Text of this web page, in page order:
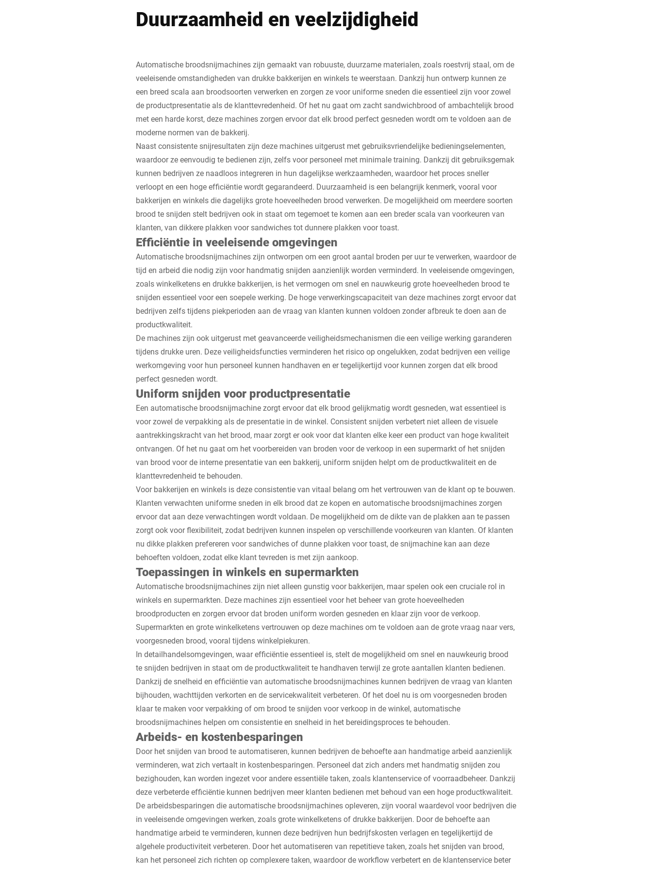
Duurzaamheid en veelzijdigheid
Automatische broodsnijmachines zijn gemaakt van robuuste, duurzame materialen, zoals roestvrij staal, om de
veeleisende omstandigheden van drukke bakkerijen en winkels te weerstaan. Dankzij hun ontwerp kunnen ze
een breed scala aan broodsoorten verwerken en zorgen ze voor uniforme sneden die essentieel zijn voor zowel
de productpresentatie als de klanttevredenheid. Of het nu gaat om zacht sandwichbrood of ambachtelijk brood
met een harde korst, deze machines zorgen ervoor dat elk brood perfect gesneden wordt om te voldoen aan de
moderne normen van de bakkerij.
Naast consistente snijresultaten zijn deze machines uitgerust met gebruiksvriendelijke bedieningselementen,
waardoor ze eenvoudig te bedienen zijn, zelfs voor personeel met minimale training. Dankzij dit gebruiksgemak
kunnen bedrijven ze naadloos integreren in hun dagelijkse werkzaamheden, waardoor het proces sneller
verloopt en een hoge efficiëntie wordt gegarandeerd. Duurzaamheid is een belangrijk kenmerk, vooral voor
bakkerijen en winkels die dagelijks grote hoeveelheden brood verwerken. De mogelijkheid om meerdere soorten
brood te snijden stelt bedrijven ook in staat om tegemoet te komen aan een breder scala van voorkeuren van
klanten, van dikkere plakken voor sandwiches tot dunnere plakken voor toast.
Efficiëntie in veeleisende omgevingen
Automatische broodsnijmachines zijn ontworpen om een groot aantal broden per uur te verwerken, waardoor de
tijd en arbeid die nodig zijn voor handmatig snijden aanzienlijk worden verminderd. In veeleisende omgevingen,
zoals winkelketens en drukke bakkerijen, is het vermogen om snel en nauwkeurig grote hoeveelheden brood te
snijden essentieel voor een soepele werking. De hoge verwerkingscapaciteit van deze machines zorgt ervoor dat
bedrijven zelfs tijdens piekperioden aan de vraag van klanten kunnen voldoen zonder afbreuk te doen aan de
productkwaliteit.
De machines zijn ook uitgerust met geavanceerde veiligheidsmechanismen die een veilige werking garanderen
tijdens drukke uren. Deze veiligheidsfuncties verminderen het risico op ongelukken, zodat bedrijven een veilige
werkomgeving voor hun personeel kunnen handhaven en er tegelijkertijd voor kunnen zorgen dat elk brood
perfect gesneden wordt.
Uniform snijden voor productpresentatie
Een automatische broodsnijmachine zorgt ervoor dat elk brood gelijkmatig wordt gesneden, wat essentieel is
voor zowel de verpakking als de presentatie in de winkel. Consistent snijden verbetert niet alleen de visuele
aantrekkingskracht van het brood, maar zorgt er ook voor dat klanten elke keer een product van hoge kwaliteit
ontvangen. Of het nu gaat om het voorbereiden van broden voor de verkoop in een supermarkt of het snijden
van brood voor de interne presentatie van een bakkerij, uniform snijden helpt om de productkwaliteit en de
klanttevredenheid te behouden.
Voor bakkerijen en winkels is deze consistentie van vitaal belang om het vertrouwen van de klant op te bouwen.
Klanten verwachten uniforme sneden in elk brood dat ze kopen en automatische broodsnijmachines zorgen
ervoor dat aan deze verwachtingen wordt voldaan. De mogelijkheid om de dikte van de plakken aan te passen
zorgt ook voor flexibiliteit, zodat bedrijven kunnen inspelen op verschillende voorkeuren van klanten. Of klanten
nu dikke plakken prefereren voor sandwiches of dunne plakken voor toast, de snijmachine kan aan deze
behoeften voldoen, zodat elke klant tevreden is met zijn aankoop.
Toepassingen in winkels en supermarkten
Automatische broodsnijmachines zijn niet alleen gunstig voor bakkerijen, maar spelen ook een cruciale rol in
winkels en supermarkten. Deze machines zijn essentieel voor het beheer van grote hoeveelheden
broodproducten en zorgen ervoor dat broden uniform worden gesneden en klaar zijn voor de verkoop.
Supermarkten en grote winkelketens vertrouwen op deze machines om te voldoen aan de grote vraag naar vers,
voorgesneden brood, vooral tijdens winkelpiekuren.
In detailhandelsomgevingen, waar efficiëntie essentieel is, stelt de mogelijkheid om snel en nauwkeurig brood
te snijden bedrijven in staat om de productkwaliteit te handhaven terwijl ze grote aantallen klanten bedienen.
Dankzij de snelheid en efficiëntie van automatische broodsnijmachines kunnen bedrijven de vraag van klanten
bijhouden, wachttijden verkorten en de servicekwaliteit verbeteren. Of het doel nu is om voorgesneden broden
klaar te maken voor verpakking of om brood te snijden voor verkoop in de winkel, automatische
broodsnijmachines helpen om consistentie en snelheid in het bereidingsproces te behouden.
Arbeids- en kostenbesparingen
Door het snijden van brood te automatiseren, kunnen bedrijven de behoefte aan handmatige arbeid aanzienlijk
verminderen, wat zich vertaalt in kostenbesparingen. Personeel dat zich anders met handmatig snijden zou
bezighouden, kan worden ingezet voor andere essentiële taken, zoals klantenservice of voorraadbeheer. Dankzij
deze verbeterde efficiëntie kunnen bedrijven meer klanten bedienen met behoud van een hoge productkwaliteit.
De arbeidsbesparingen die automatische broodsnijmachines opleveren, zijn vooral waardevol voor bedrijven die
in veeleisende omgevingen werken, zoals grote winkelketens of drukke bakkerijen. Door de behoefte aan
handmatige arbeid te verminderen, kunnen deze bedrijven hun bedrijfskosten verlagen en tegelijkertijd de
algehele productiviteit verbeteren. Door het automatiseren van repetitieve taken, zoals het snijden van brood,
kan het personeel zich richten op complexere taken, waardoor de workflow verbetert en de klantenservice beter